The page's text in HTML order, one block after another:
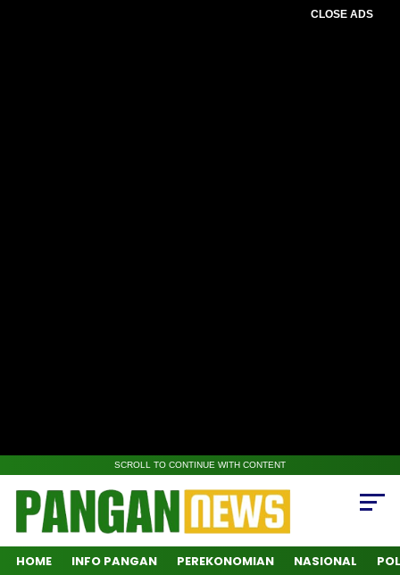
CLOSE ADS
SCROLL TO CONTINUE WITH CONTENT
HOME INFO PANGAN PEREKONOMIAN NASIONAL